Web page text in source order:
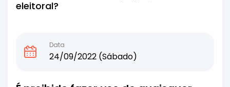
eleitoral?
Data
24/09/2022 (Sábado)